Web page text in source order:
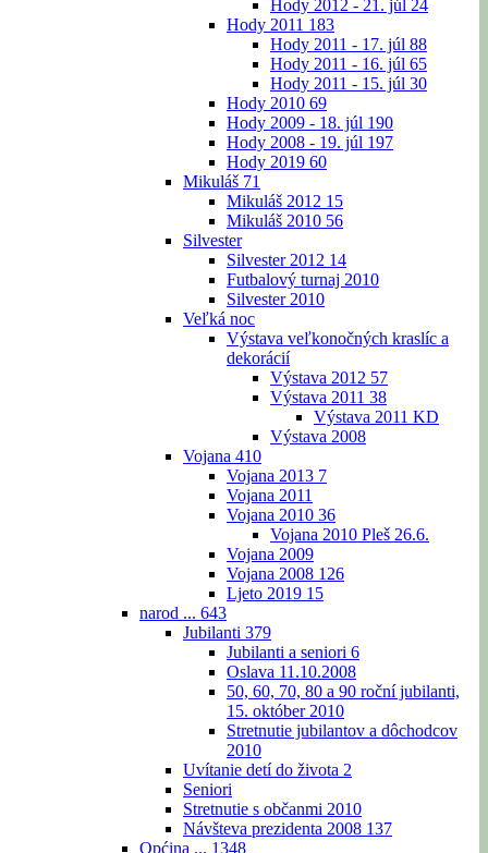
Hody 2012 - 21. júl 24
Hody 2011 183
Hody 2011 - 17. júl 88
Hody 2011 - 16. júl 65
Hody 2011 - 15. júl 30
Hody 2010 69
Hody 2009 - 18. júl 190
Hody 2008 - 19. júl 197
Hody 2019 60
Mikuláš 71
Mikuláš 2012 15
Mikuláš 2010 56
Silvester
Silvester 2012 14
Futbalový turnaj 2010
Silvester 2010
Veľká noc
Výstava veľkonočných kraslíc a
dekorácií
Výstava 2012 57
Výstava 2011 38
Výstava 2011 KD
Výstava 2008
Vojana 410
Vojana 2013 7
Vojana 2011
Vojana 2010 36
Vojana 2010 Pleš 26.6.
Vojana 2009
Vojana 2008 126
Ljeto 2019 15
narod ... 643
Jubilanti 379
Jubilanti a seniori 6
Oslava 11.10.2008
50, 60, 70, 80 a 90 roční jubilanti,
15. október 2010
Stretnutie jubilantov a dôchodcov
2010
Uvítanie detí do života 2
Seniori
Stretnutie s občanmi 2010
Návšteva prezidenta 2008 137
Općina ... 1348